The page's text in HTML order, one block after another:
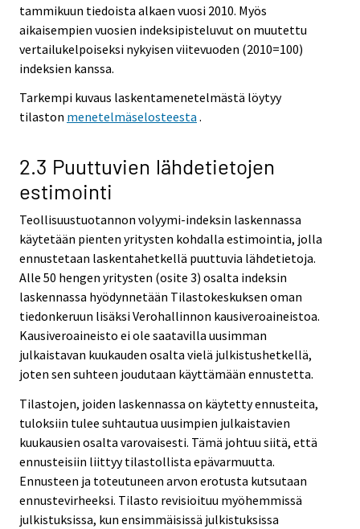
tammikuun tiedoista alkaen vuosi 2010. Myös
aikaisempien vuosien indeksipisteluvut on muutettu
vertailukelpoiseksi nykyisen viitevuoden (2010=100)
indeksien kanssa.
Tarkempi kuvaus laskentamenetelmästä löytyy
tilaston menetelmäselosteesta .
2.3 Puuttuvien lähdetietojen
estimointi
Teollisuustuotannon volyymi-indeksin laskennassa
käytetään pienten yritysten kohdalla estimointia, jolla
ennustetaan laskentahetkellä puuttuvia lähdetietoja.
Alle 50 hengen yritysten (osite 3) osalta indeksin
laskennassa hyödynnetään Tilastokeskuksen oman
tiedonkeruun lisäksi Verohallinnon kausiveroaineistoa.
Kausiveroaineisto ei ole saatavilla uusimman
julkaistavan kuukauden osalta vielä julkistushetkellä,
joten sen suhteen joudutaan käyttämään ennustetta.
Tilastojen, joiden laskennassa on käytetty ennusteita,
tuloksiin tulee suhtautua uusimpien julkaistavien
kuukausien osalta varovaisesti. Tämä johtuu siitä, että
ennusteisiin liittyy tilastollista epävarmuutta.
Ennusteen ja toteutuneen arvon erotusta kutsutaan
ennustevirheeksi. Tilasto revisioituu myöhemmissä
julkistuksissa, kun ensimmäisissä julkistuksissa